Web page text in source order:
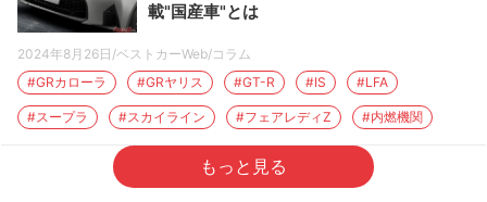
載"国産車"とは
2024年8月26日 /ベストカーWeb/コラム
GRカローラ
GRヤリス GT-R IS LFA
スープラ スカイライン フェアレディZ 内燃機関
もっと見る